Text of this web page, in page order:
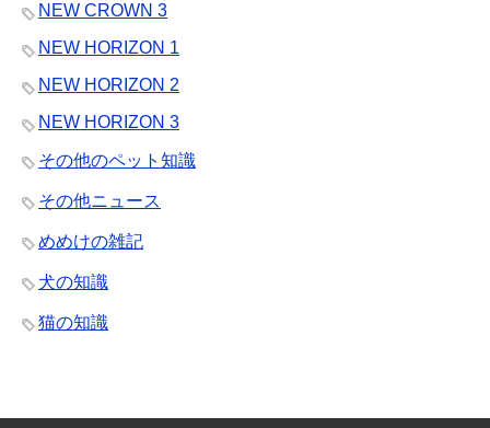
NEW CROWN 3
NEW HORIZON 1
NEW HORIZON 2
NEW HORIZON 3
その他のペット知識
その他ニュース
めめけの雑記
犬の知識
猫の知識